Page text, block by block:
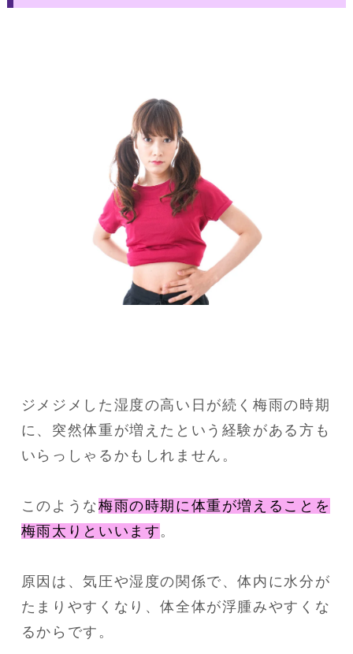
ジメジメした湿度の高い日が続く梅雨の時期
に、突然体重が増えたという経験がある方も
いらっしゃるかもしれません。
このような梅雨の時期に体重が増えることを
梅雨太りといいます 。
原因は、気圧や湿度の関係で、体内に水分が
たまりやすくなり、体全体が浮腫みやすくな
るからです。